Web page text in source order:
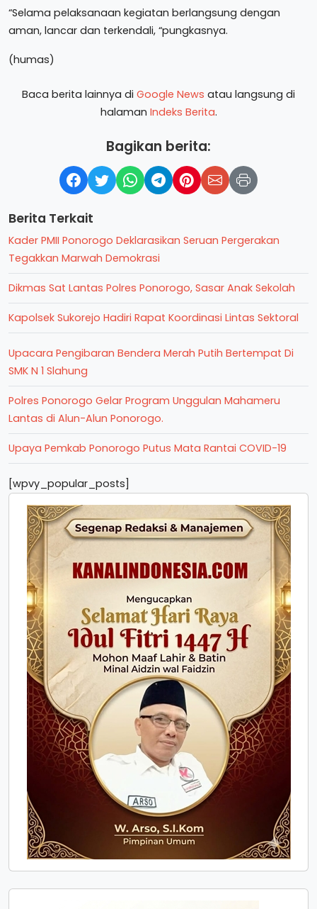
“Selama pelaksanaan kegiatan berlangsung dengan
aman, lancar dan terkendali, “pungkasnya.
(humas)
Baca berita lainnya di Google News atau langsung di
halaman Indeks Berita.
Bagikan berita:
Berita Terkait
Kader PMII Ponorogo Deklarasikan Seruan Pergerakan
Tegakkan Marwah Demokrasi
Dikmas Sat Lantas Polres Ponorogo, Sasar Anak Sekolah
Kapolsek Sukorejo Hadiri Rapat Koordinasi Lintas Sektoral
Upacara Pengibaran Bendera Merah Putih Bertempat Di
SMK N 1 Slahung
Polres Ponorogo Gelar Program Unggulan Mahameru
Lantas di Alun-Alun Ponorogo.
Upaya Pemkab Ponorogo Putus Mata Rantai COVID-19
[wpvy_popular_posts]